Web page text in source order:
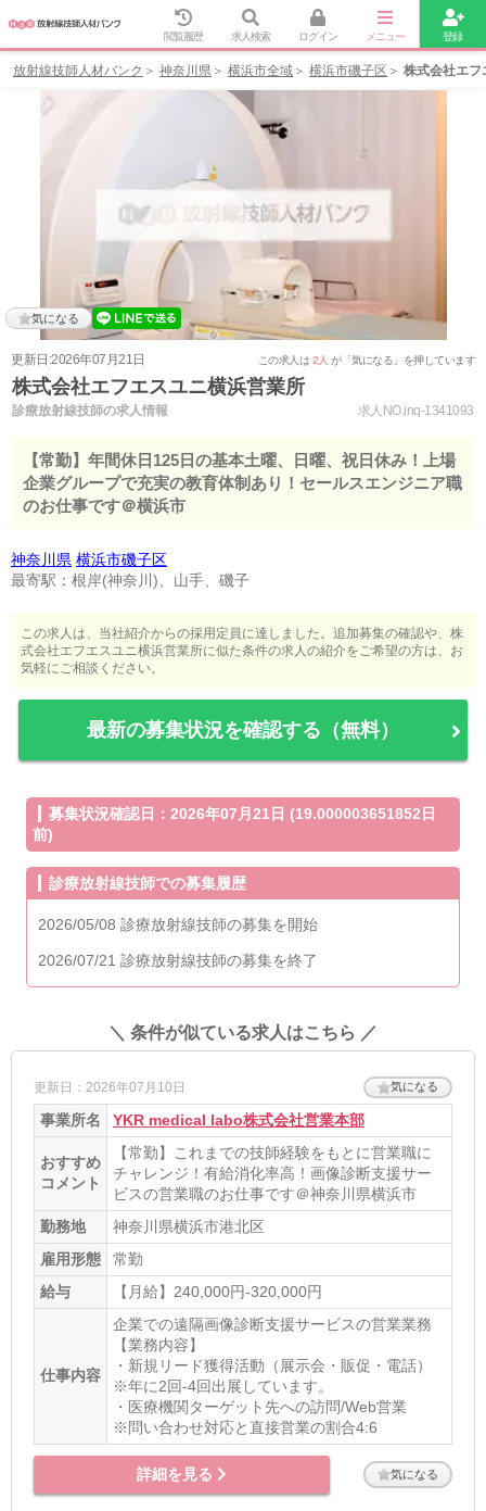
閲覧履歴 求人検索 ログイン メニュー 登録
放射線技師人材バンク 神奈川県 横浜市全域 横浜市磯子区 株式会社エフ
気になる
更新日:2026年07月21日 この求人は 2人 が「気になる」を押しています
株式会社エフエスユニ横浜営業所
診療放射線技師の求人情報 求人NO.inq-1341093
【常勤】年間休日125日の基本土曜、日曜、祝日休み！上場
企業グループで充実の教育体制あり！セールスエンジニア職
のお仕事です＠横浜市
神奈川県 横浜市磯子区
最寄駅：根岸(神奈川)、山手、磯子
この求人は、当社紹介からの採用定員に達しました。追加募集の確認や、株
式会社エフエスユニ横浜営業所に似た条件の求人の紹介をご希望の方は、お
気軽にご相談ください。
最新の募集状況を確認する（無料）
募集状況確認日：2026年07月21日 (19.000003651852日
前)
診療放射線技師での募集履歴
2026/05/08 診療放射線技師の募集を開始
2026/07/21 診療放射線技師の募集を終了
＼ 条件が似ている求人はこちら ／
更新日：2026年07月10日 気になる
事業所名 YKR medical labo株式会社営業本部
おすすめ
コメント
【常勤】これまでの技師経験をもとに営業職に
チャレンジ！有給消化率高！画像診断支援サー
ビスの営業職のお仕事です＠神奈川県横浜市
勤務地
神奈川県横浜市港北区
雇用形態
常勤
給与
【月給】240,000円-320,000円
仕事内容
企業での遠隔画像診断支援サービスの営業業務
【業務内容】
・新規リード獲得活動（展示会・販促・電話）
※年に2回-4回出展しています。
・医療機関ターゲット先への訪問/Web営業
※問い合わせ対応と直接営業の割合4:6
詳細を見る 気になる